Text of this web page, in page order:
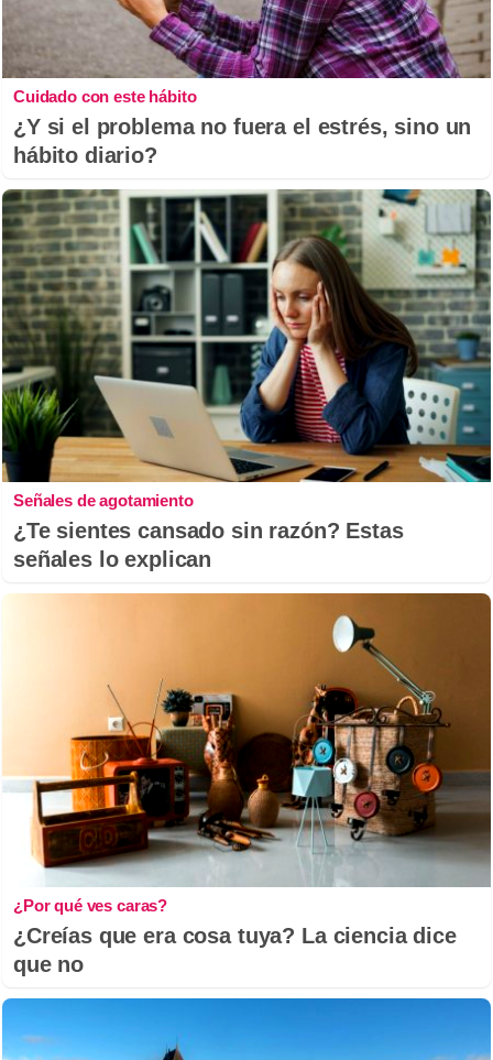
Cuidado con este hábito
¿Y si el problema no fuera el estrés, sino un
hábito diario?
Señales de agotamiento
¿Te sientes cansado sin razón? Estas
señales lo explican
¿Por qué ves caras?
¿Creías que era cosa tuya? La ciencia dice
que no